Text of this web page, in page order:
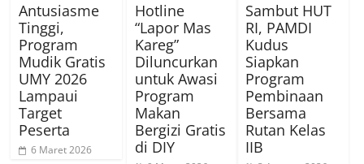
Antusiasme
Tinggi,
Program
Mudik Gratis
UMY 2026
Lampaui
Target
Peserta
6 Maret 2026
Hotline
“Lapor Mas
Kareg”
Diluncurkan
untuk Awasi
Program
Makan
Bergizi Gratis
di DIY
Sambut HUT
RI, PAMDI
Kudus
Siapkan
Program
Pembinaan
Bersama
Rutan Kelas
IIB